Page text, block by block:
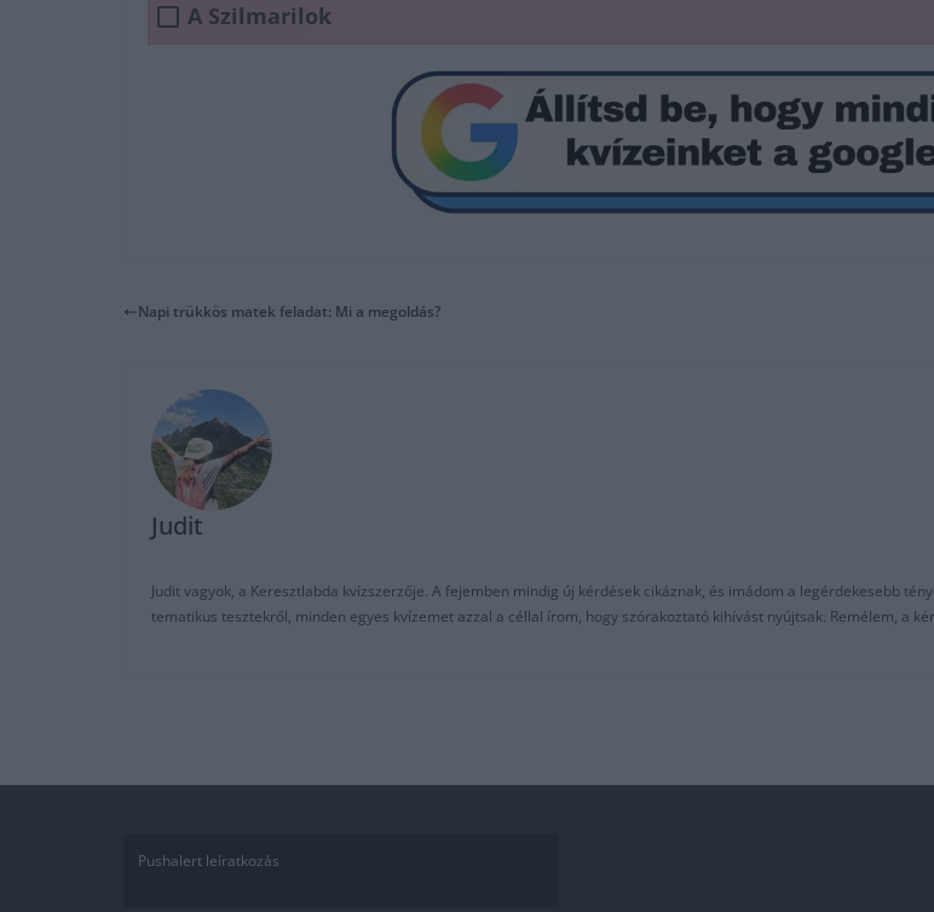
A Szilmarilok
Napi trükkös matek feladat: Mi a megoldás?
Judit
Judit vagyok, a Keresztlabda kvízszerzője. A fejemben mindig új kérdések cikáznak, és imádom a legérdekesebb
tematikus tesztekről, minden egyes kvízemet azzal a céllal írom, hogy szórakoztató kihívást nyújtsak. Remélem, a
Pushalert leíratkozás